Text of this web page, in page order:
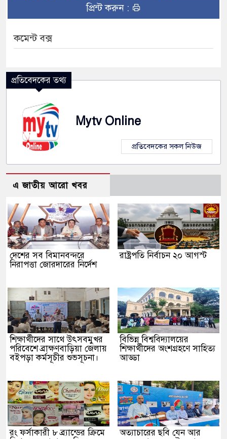
প্রিন্ট করুন :
কমেন্ট বক্স
প্রতিবেদকের তথ্য
Mytv Online
প্রতিবেদকের সকল নিউজ
এ জাতীয় আরো খবর
দেশের সব বিমানবন্দরে
নিরাপত্তা জোরদারের নির্দেশ
রাষ্ট্রপতি নির্বাচন ২০ আগস্ট
শিক্ষার্থীদের সাথে উৎসবমুখর
পরিবেশে ব্রাক্ষণবাড়িয়া জেলায়
বইপড়া কর্মসূচীর শুভসূচনা।
বিভিন্ন বিশ্ববিদ্যালয়ের
শিক্ষার্থীদের অংশগ্রহণে সাহিত্য
আড্ডা
রং ফর্সাকারী ৮ ব্র্যান্ডের ক্রিমে
অত্যাচারের ছবি যেন আর